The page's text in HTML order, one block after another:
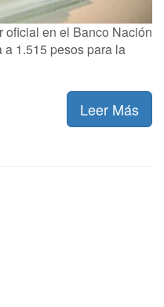
oficial en el Banco Nación
1.515 pesos para la
Leer Más